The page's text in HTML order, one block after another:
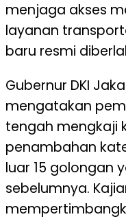
menjaga akses
layanan
baru resmi
Gubernur DKI
mengatakan
tengah mengkaji
penambahan
luar 15 golongan
sebelumnya.